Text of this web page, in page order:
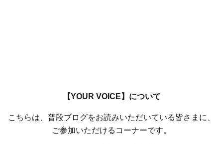
【YOUR VOICE】について
こちらは、普段ブログをお読みいただいている皆さまに、
ご参加いただけるコーナーです。